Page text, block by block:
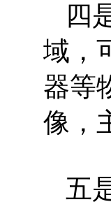
四
域，
器等
像，
五